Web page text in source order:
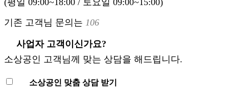
기존 고객님 문의는 106
사업자 고객이신가요?
소상공인 고객님께 맞는 상담을 해드립니다.
소상공인 맞춤 상담 받기